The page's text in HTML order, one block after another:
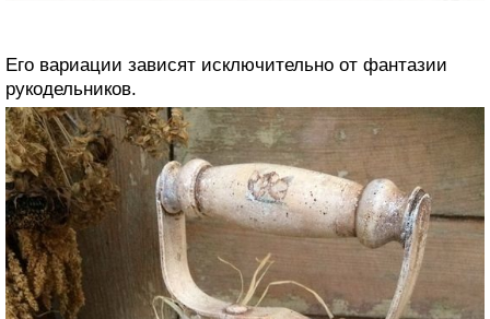
Его вариации зависят исключительно от фантазии
рукодельников.